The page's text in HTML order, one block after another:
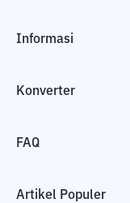
Informasi
Konverter
FAQ
Artikel Populer